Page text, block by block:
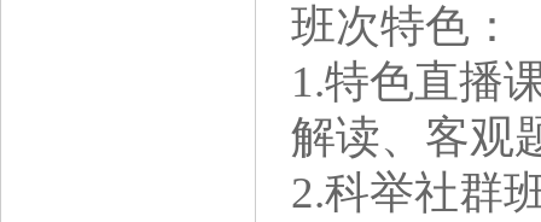
班次特色：
1.特色直播
解读、客观
2.科举社群